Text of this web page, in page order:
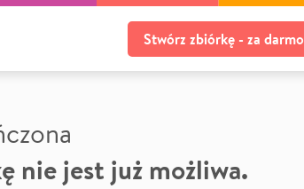
Stwórz zbiórkę - za darmo
nie jest już możliwa.